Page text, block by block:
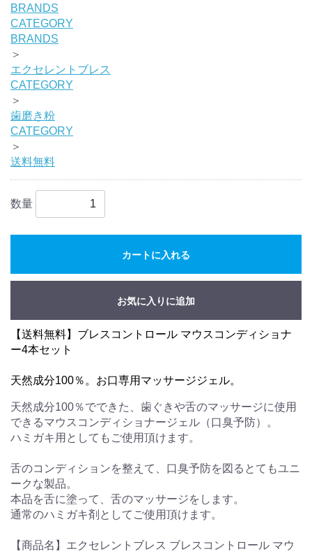
BRANDS
CATEGORY
BRANDS
＞
エクセレントブレス
CATEGORY
＞
歯磨き粉
CATEGORY
＞
送料無料
数量
カートに入れる
お気に入りに追加
【送料無料】ブレスコントロール マウスコンディショナ
ー4本セット
天然成分100％。お口専用マッサージジェル。
天然成分100％でできた、歯ぐきや舌のマッサージに使用
できるマウスコンディショナージェル（口臭予防）。
ハミガキ用としてもご使用頂けます。
舌のコンディションを整えて、口臭予防を図るとてもユニ
ークな製品。
本品を舌に塗って、舌のマッサージをします。
通常のハミガキ剤としてご使用頂けます。
【商品名】エクセレントブレス ブレスコントロール マウ